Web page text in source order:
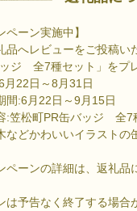
ペーン実施中】
品へレビューをご投稿い
ッジ 全7種セット」をプ
月22日～8月31日
間:6月22日～9月15日
:笠松町PR缶バッジ 全7
などかわいいイラストの
ーンの詳細は、返礼品
予告なく終了する場合